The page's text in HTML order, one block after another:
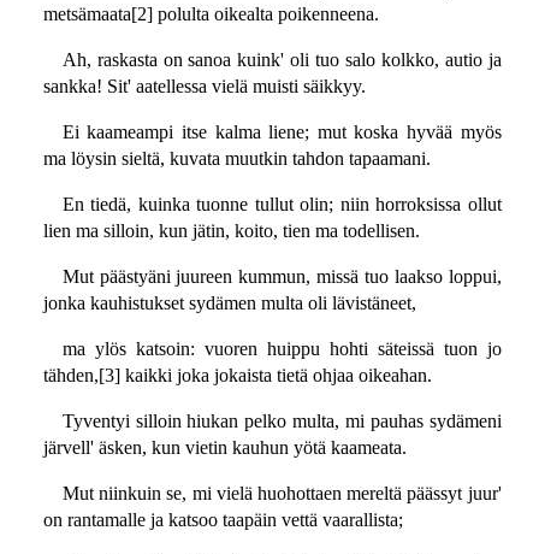
metsämaata[2] polulta oikealta poikenneena.
Ah, raskasta on sanoa kuink' oli tuo salo kolkko, autio ja
sankka! Sit' aatellessa vielä muisti säikkyy.
Ei kaameampi itse kalma liene; mut koska hyvää myös
ma löysin sieltä, kuvata muutkin tahdon tapaamani.
En tiedä, kuinka tuonne tullut olin; niin horroksissa ollut
lien ma silloin, kun jätin, koito, tien ma todellisen.
Mut päästyäni juureen kummun, missä tuo laakso loppui,
jonka kauhistukset sydämen multa oli lävistäneet,
ma ylös katsoin: vuoren huippu hohti säteissä tuon jo
tähden,[3] kaikki joka jokaista tietä ohjaa oikeahan.
Tyventyi silloin hiukan pelko multa, mi pauhas sydämeni
järvell' äsken, kun vietin kauhun yötä kaameata.
Mut niinkuin se, mi vielä huohottaen mereltä päässyt juur'
on rantamalle ja katsoo taapäin vettä vaarallista;